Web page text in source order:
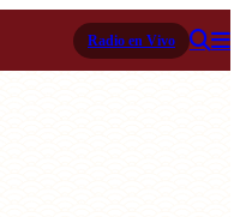
Radio en Vivo